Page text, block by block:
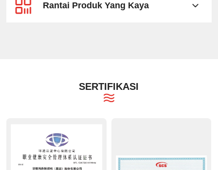
Rantai Produk Yang Kaya
SERTIFIKASI